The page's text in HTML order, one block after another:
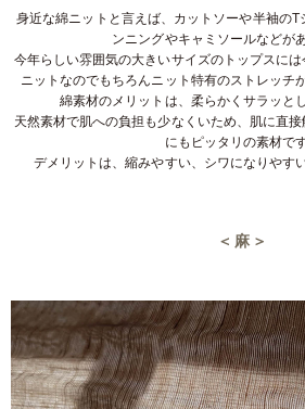
身近な綿ニットと言えば、カットソーや半袖のT
ンニングやキャミソールなどが
今年らしい雰囲気の大きいサイズのトップスには
ニットなのでもちろんニット特有のストレッチ
綿素材のメリットは、柔らかくサラッと
天然素材で肌への負担も少なくいため、肌に直
にもピッタリの素材です
デメリットは、縮みやすい、シワになりやす
＜麻＞